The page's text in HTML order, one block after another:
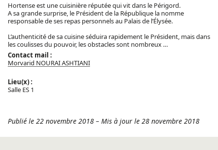
Hortense est une cuisinière réputée qui vit dans le Périgord.
A sa grande surprise, le Président de la République la nomme
responsable de ses repas personnels au Palais de l’Élysée.
L’authenticité de sa cuisine séduira rapidement le Président, mais dans
les coulisses du pouvoir, les obstacles sont nombreux …
Contact mail :
Morvarid NOURAI ASHTIANI
Lieu(x) :
Salle ES 1
Publié le 22 novembre 2018 – Mis à jour le 28 novembre 2018